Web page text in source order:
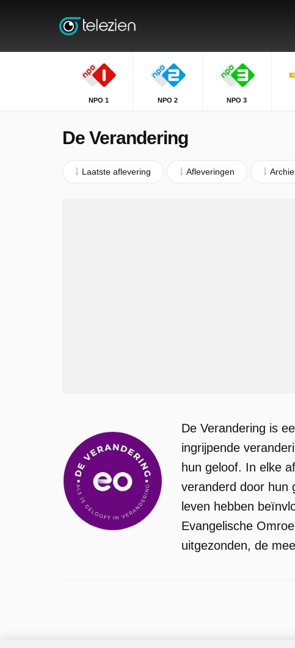
NPO 1 NPO 2 NPO 3
De Verandering
Laatste aflevering Afleveringen
De Verandering is
ingrijpende
hun geloof. In elke
veranderd door hun
leven hebben
Evangelische
uitgezonden, de